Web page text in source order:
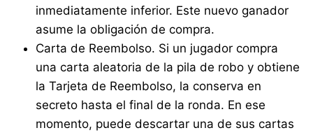
inmediatamente inferior. Este nuevo ganador
asume la obligación de compra.
Carta de Reembolso. Si un jugador compra
una carta aleatoria de la pila de robo y obtiene
la Tarjeta de Reembolso, la conserva en
secreto hasta el final de la ronda. En ese
momento, puede descartar una de sus cartas